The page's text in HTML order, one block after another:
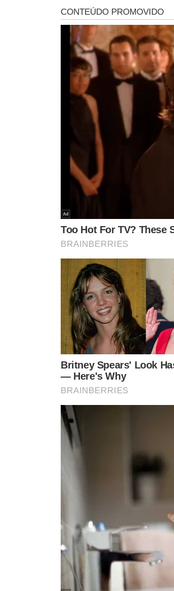
forma inapropriada sem a autorização.
O Corpo de Bombeiros Militar
qualquer estrutura temporária
Atestado de Regularidade
e tem como principal objetivo
ambiente, garantindo que a
previstos em normas técnicas
O MOMENTO DO ACIDENTE
acidente aconteceu na noite do
João Batista. Um vídeo registrado por
conhecido como “Chapéu Mexicano”,
Nas imagens, é possível ver a base do
tenta segurar um dos cabos
, mas em
brusca dos ocupantes e o desespero